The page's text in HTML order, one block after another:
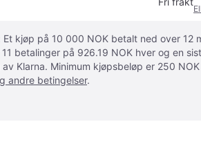
Et kjøp på 10 000 NOK betalt ned over 12
betalinger på 926.19 NOK hver og en
Klarna. Minimum kjøpsbeløp er 250
andre betingelser.